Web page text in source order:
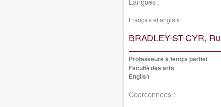
Français et anglais
BRADLEY-ST-CYR,
Professeure à temps partiel
Faculté des arts
English
Coordonnées :